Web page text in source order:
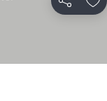
공유 즐